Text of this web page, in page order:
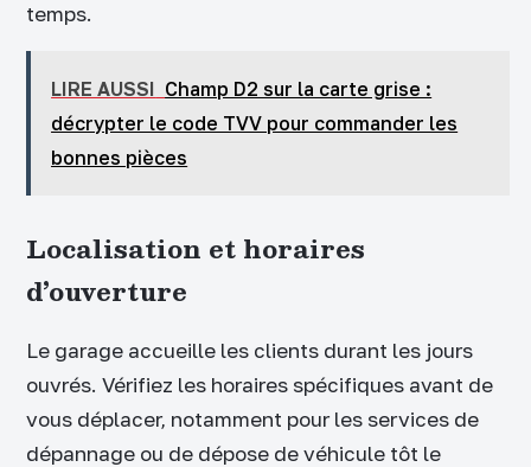
temps.
LIRE AUSSI Champ D2 sur la carte grise :
décrypter le code TVV pour commander les
bonnes pièces
Localisation et horaires
d’ouverture
Le garage accueille les clients durant les jours
ouvrés. Vérifiez les horaires spécifiques avant de
vous déplacer, notamment pour les services de
dépannage ou de dépose de véhicule tôt le